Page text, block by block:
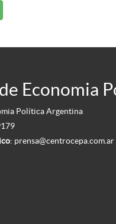
Economia
Política Argentina
: prensa@centrocepa.com.ar